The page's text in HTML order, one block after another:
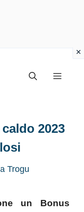
Menu
2023
Trogu
un Bonus